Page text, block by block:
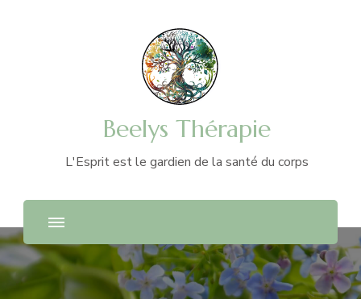
Beelys Thérapie
L'Esprit est le gardien de la santé du corps